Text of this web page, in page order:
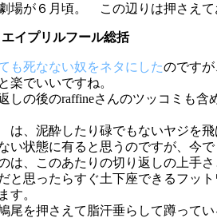
場が６月頃。 この辺りは押さえて
イプリルフール総括
も死なない奴をネタにしたのです
楽でいいですね。
しの後のraffineさんのツッコミも含
は、泥酔したり碌でもないヤジを
い状態に有ると思うのですが、今
は、このあたりの切り返しの上手
と思ったらすぐ土下座できるフッ
す。
尾を押さえて脂汗垂らして蹲って